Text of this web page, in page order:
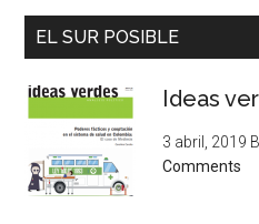
EL SUR POSIBLE
Ideas
3 abril, 2019
Comments